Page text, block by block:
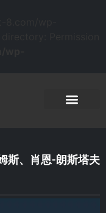
斯、肖恩-朗斯塔夫